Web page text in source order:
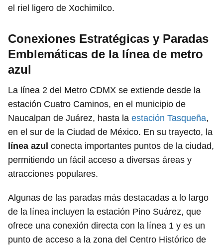
el riel ligero de Xochimilco.
Conexiones Estratégicas y Paradas
Emblemáticas de la línea de metro
azul
La línea 2 del Metro CDMX se extiende desde la
estación Cuatro Caminos, en el municipio de
Naucalpan de Juárez, hasta la estación Tasqueña,
en el sur de la Ciudad de México. En su trayecto, la
línea azul conecta importantes puntos de la ciudad,
permitiendo un fácil acceso a diversas áreas y
atracciones populares.
Algunas de las paradas más destacadas a lo largo
de la línea incluyen la estación Pino Suárez, que
ofrece una conexión directa con la línea 1 y es un
punto de acceso a la zona del Centro Histórico de